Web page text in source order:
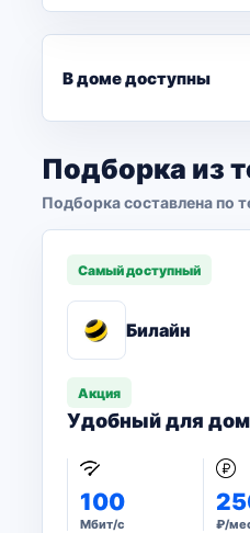
В доме доступны
Подборка из
Подборка составлена по
Самый доступный
Билайн
Акция
Удобный для
100
Мбит/с ₽/